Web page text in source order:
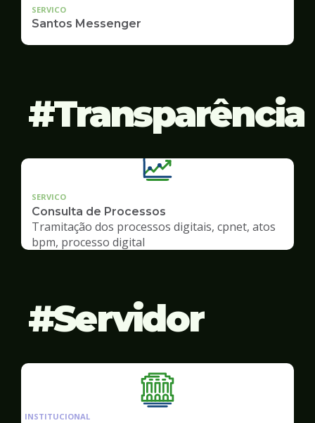
SERVICO
Santos Messenger
Transparência
SERVICO
Consulta de Processos
Tramitação dos processos digitais, cpnet, atos
bpm, processo digital
Servidor
Ilustração
da
INSTITUCIONAL